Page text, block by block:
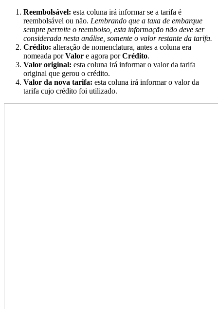
Reembolsável: esta coluna irá informar se a tarifa é
reembolsável ou não. Lembrando que a taxa de embarque
sempre permite o reembolso, esta informação não deve ser
considerada nesta análise, somente o valor restante da tarifa.
Crédito: alteração de nomenclatura, antes a coluna era
nomeada porValor e agora porCrédito.
Valor original: esta coluna irá informar o valor da tarifa
original que gerou o crédito.
Valor da nova tarifa: esta coluna irá informar o valor da
tarifa cujo crédito foi utilizado.